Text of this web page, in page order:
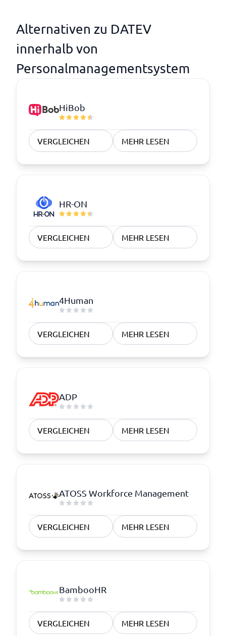
Alternativen zu DATEV
innerhalb von
Personalmanagementsystem
HiBob
VERGLEICHEN MEHR LESEN
HR-ON
VERGLEICHEN MEHR LESEN
4Human
VERGLEICHEN MEHR LESEN
ADP
VERGLEICHEN MEHR LESEN
ATOSS Workforce Management
VERGLEICHEN MEHR LESEN
BambooHR
VERGLEICHEN MEHR LESEN